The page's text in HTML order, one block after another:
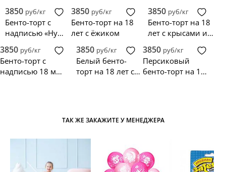
надписью
фотопечатью
3850 руб/кг
Бенто-торт с
надписью «Ну
3850 руб/кг
Бенто-торт на 18
лет с ёжиком
3850 руб/кг
Бенто-торт на 18
лет с крысами и
3850 руб/кг
Бенто-торт с
надписью 18 мне
3850 руб/кг
Белый бенто-
торт на 18 лет с
3850 руб/кг
Персиковый
бенто-торт на 18
ТАК ЖЕ ЗАКАЖИТЕ У МЕНЕДЖЕРА